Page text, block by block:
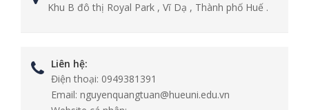
Khu B đô thị Royal Park , Vĩ Dạ , Thành phố Huế .
Liên hệ:
Điện thoại: 0949381391
Email: nguyenquangtuan@hueuni.edu.vn